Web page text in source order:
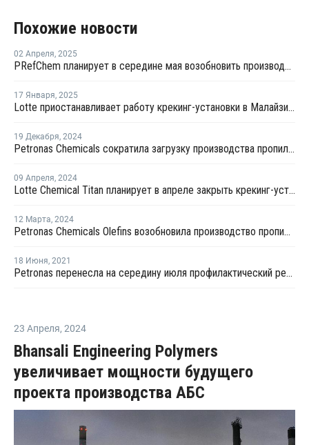
Похожие новости
02 Апреля, 2025
PRefChem планирует в середине мая возобновить производство на крекинг-установке в Малайзии
17 Января, 2025
Lotte приостанавливает работу крекинг-установки в Малайзии на фоне убытков
19 Декабря, 2024
Petronas Chemicals сократила загрузку производства пропилена в Малайзии
09 Апреля, 2024
Lotte Chemical Titan планирует в апреле закрыть крекинг-установку №2 в Пасир-Гуданге
12 Марта, 2024
Petronas Chemicals Olefins возобновила производство пропилена в Малайзии
18 Июня, 2021
Petronas перенесла на середину июля профилактический ремонт крекинг-установки в Кертехе
23 Апреля, 2024
Bhansali Engineering Polymers
увеличивает мощности будущего
проекта производства АБС